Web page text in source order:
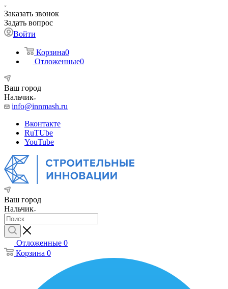
Заказать звонок
Задать вопрос
Войти
Корзина0
Отложенные0
Ваш город
Нальчик
info@innmash.ru
Вконтакте
RuTUbe
YouTube
Ваш город
Нальчик
Отложенные 0
Корзина 0